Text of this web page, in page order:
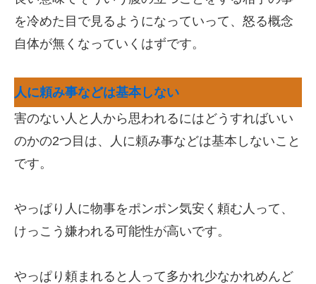
を冷めた目で見るようになっていって、怒る概念
自体が無くなっていくはずです。
人に頼み事などは基本しない
害のない人と人から思われるにはどうすればいい
のかの2つ目は、人に頼み事などは基本しないこと
です。
やっぱり人に物事をポンポン気安く頼む人って、
けっこう嫌われる可能性が高いです。
やっぱり頼まれると人って多かれ少なかれめんど